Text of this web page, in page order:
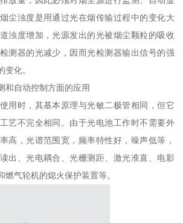
尘浊度是用通过光在烟传输过程中的变化大
浊度增加，光源发出的光被烟尘颗粒的吸收
测器的光减少，因而光检测器输出信号的强
化。
和自动控制方面的应用
用时，其基本原理与光敏二极管相同，但它
艺不完全相同。由于光电池工作时不需要外
高，光谱范围宽，频率特性好，噪声低等，
出、光电耦合、光栅测距、激光准直、电影
燃气轮机的熄火保护装置等。